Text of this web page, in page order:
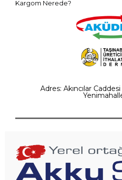
Kargom Nerede?
Adres: Akıncılar